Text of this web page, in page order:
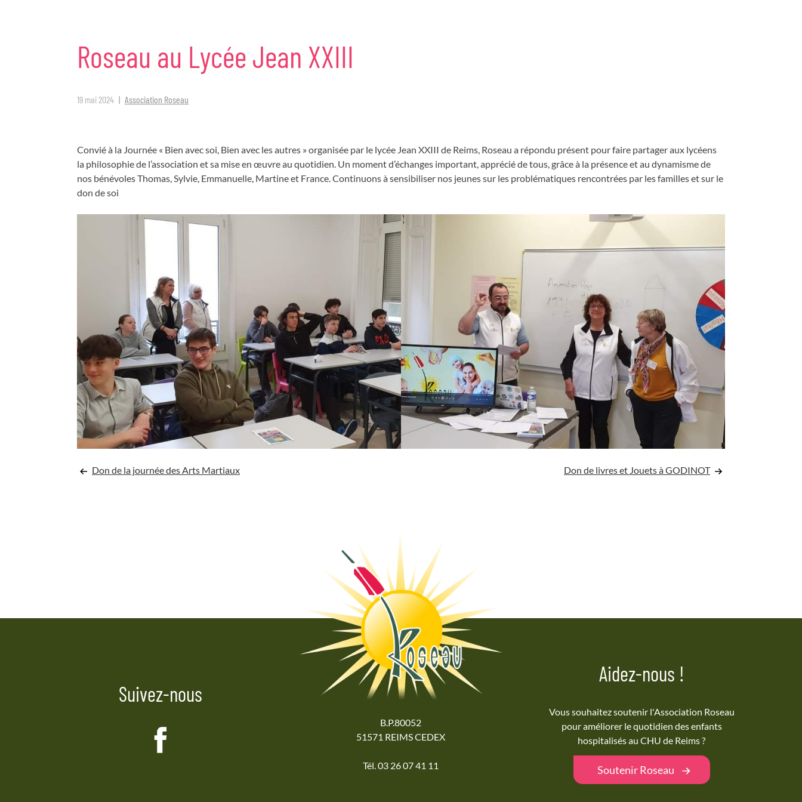
Roseau au Lycée Jean XXIII
19 mai 2024 Association Roseau
Convié à la Journée « Bien avec soi, Bien avec les autres » organisée par le lycée Jean XXIII de Reims, Roseau a répondu présent pour faire partager aux lycéens
la philosophie de l’association et sa mise en œuvre au quotidien. Un moment d’échanges important, apprécié de tous, grâce à la présence et au dynamisme de
nos bénévoles Thomas, Sylvie, Emmanuelle, Martine et France. Continuons à sensibiliser nos jeunes sur les problématiques rencontrées par les familles et sur le
don de soi
Navigation
Don de la journée des Arts Martiaux Don de livres et Jouets à GODINOT
Suivez-nous
B.P.80052
51571 REIMS CEDEX
Tél. 03 26 07 41 11
Aidez-nous !
Vous souhaitez soutenir l'Association Roseau
pour améliorer le quotidien des enfants
hospitalisés au CHU de Reims ?
Soutenir Roseau